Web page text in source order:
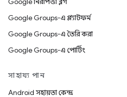
Google Groups-এ প্ল্যাটফর্ম
Google Groups-এ তৈরি করা
Google Groups-এ পোর্টিং
সাহায্য পান
Android সহায়তা কেন্দ্র